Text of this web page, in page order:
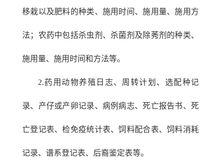
移栽以及肥料的种类、施用时间、施用量、施用方
法；农药中包括杀虫剂、杀菌剂及除莠剂的种类、
施用量、施用时间和方法等。
2.药用动物养殖日志、周转计划、选配种记
录、产仔或产卵记录、病例病志、死亡报告书、死
亡登记表、检免疫统计表、饲料配合表、饲料消耗
记录、谱系登记表、后裔鉴定表等。